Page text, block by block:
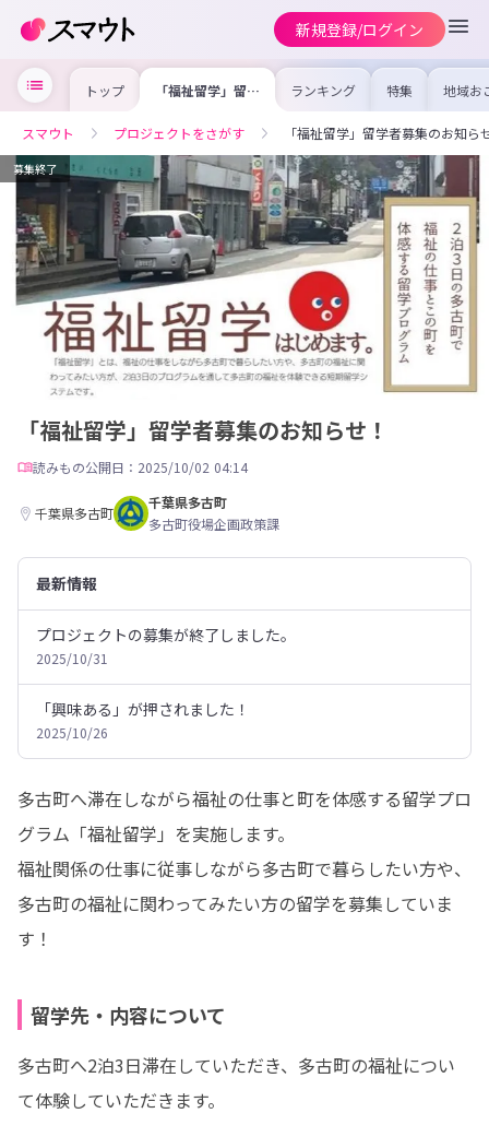
新規登録/ログイン
トップ 「福祉留学」留学
者募集のお知ら
ランキング 特集 地域お
の求
を集め
事内容
を比較
合った
けよう
スマウト プロジェクトをさがす 「福祉留学」留学者募集のお知ら
募集終了
「福祉留学」留学者募集のお知らせ！
読みもの公開日：2025/10/02 04:14
千葉県多古町
千葉県多古町
多古町役場企画政策課
最新情報
プロジェクトの募集が終了しました。
2025/10/31
「興味ある」が押されました！
2025/10/26
多古町へ滞在しながら福祉の仕事と町を体感する留学プロ
グラム「福祉留学」を実施します。
福祉関係の仕事に従事しながら多古町で暮らしたい方や、
多古町の福祉に関わってみたい方の留学を募集していま
す！
留学先・内容について
多古町へ2泊3日滞在していただき、多古町の福祉につい
て体験していただきます。